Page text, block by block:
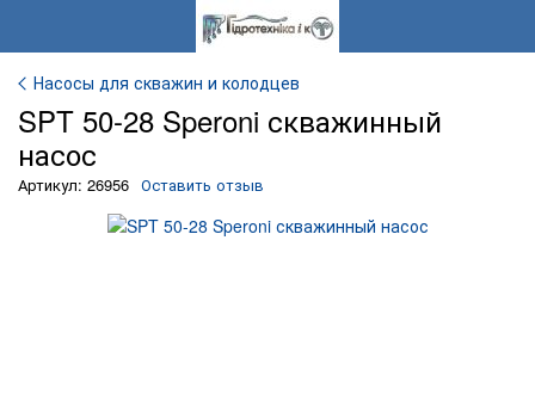
Насосы для скважин и колодцев
SPT 50-28 Speroni скважинный
насос
Артикул: 26956 Оставить отзыв